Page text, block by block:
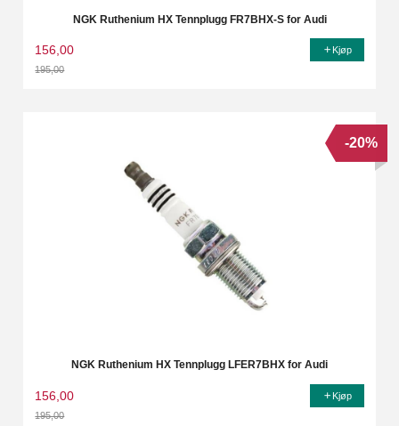
NGK Ruthenium HX Tennplugg FR7BHX-S for Audi
156,00
195,00
Kjøp
NGK Ruthenium HX Tennplugg LFER7BHX for Audi
156,00
195,00
-20%
Kjøp